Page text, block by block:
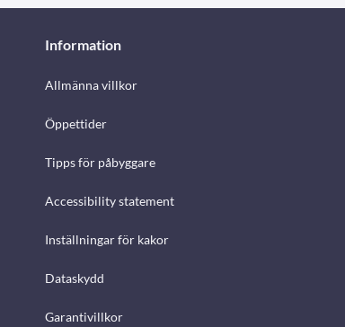
Information
Allmänna villkor
Öppettider
Tipps för påbyggare
Accessibility statement
Inställningar för kakor
Dataskydd
Garantivillkor